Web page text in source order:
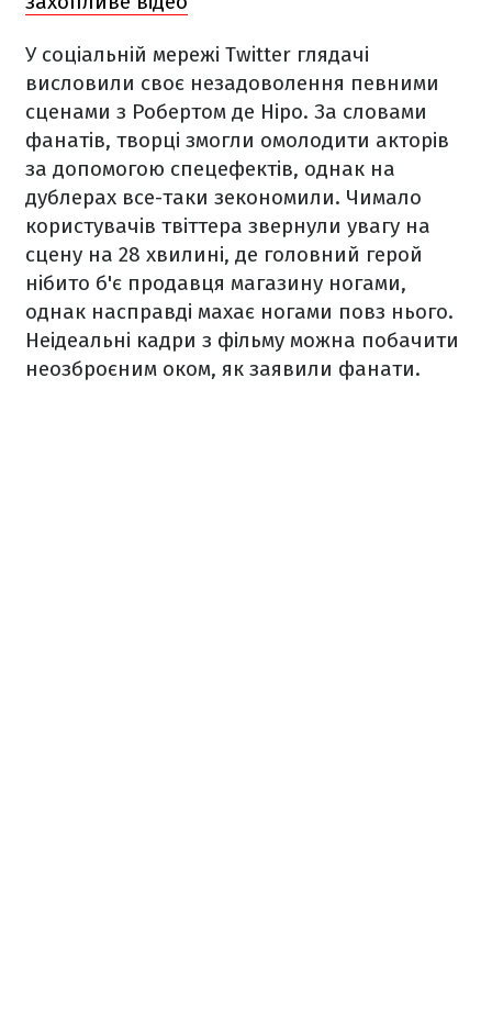
У соціальній мережі Twitter глядачі
висловили своє незадоволення певними
сценами з Робертом де Ніро. За словами
фанатів, творці змогли омолодити акторів
за допомогою спецефектів, однак на
дублерах все-таки зекономили. Чимало
користувачів твіттера звернули увагу на
сцену на 28 хвилині, де головний герой
нібито б'є продавця магазину ногами,
однак насправді махає ногами повз нього.
Неідеальні кадри з фільму можна побачити
неозброєним оком, як заявили фанати.